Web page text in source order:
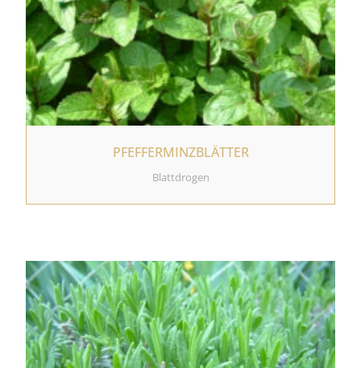
PFEFFERMINZBLÄTTER
Blattdrogen